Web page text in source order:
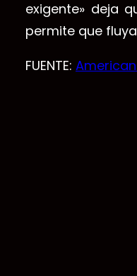
exigente» deja
permite que
FUENTE: